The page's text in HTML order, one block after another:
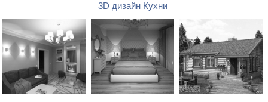
3D дизайн Кухни